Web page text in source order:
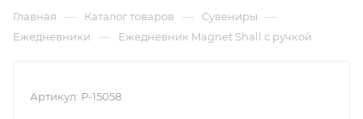
P-
Главная — Каталог товаров — Сувениры —
Ежедневники — Ежедневник Magnet Shall с ручкой
Артикул: P-15058